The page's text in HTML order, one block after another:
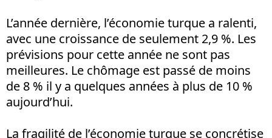
L’année dernière, l’économie turque a ralenti,
avec une croissance de seulement 2,9 %. Les
prévisions pour cette année ne sont pas
meilleures. Le chômage est passé de moins
de 8 % il y a quelques années à plus de 10 %
aujourd’hui.
La fragilité de l’économie turque se concrétise